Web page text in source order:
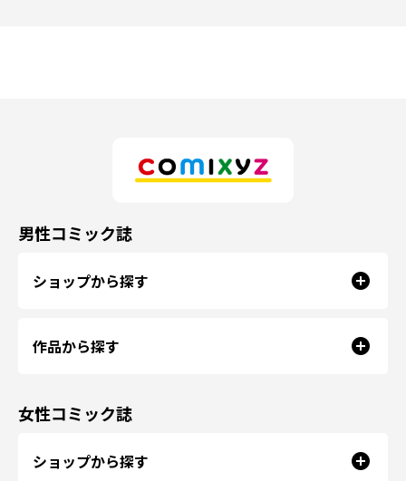
男性コミック誌
ショップから探す
作品から探す
女性コミック誌
ショップから探す